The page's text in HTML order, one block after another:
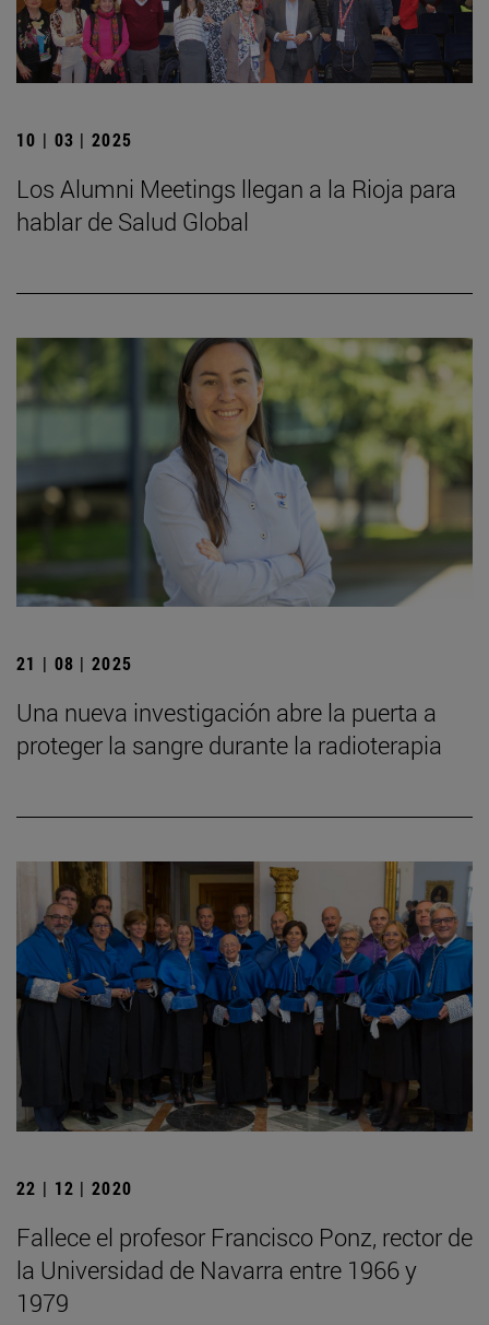
10 | 03 | 2025
Los Alumni Meetings llegan a la Rioja para
hablar de Salud Global
21 | 08 | 2025
Una nueva investigación abre la puerta a
proteger la sangre durante la radioterapia
22 | 12 | 2020
Fallece el profesor Francisco Ponz, rector de
la Universidad de Navarra entre 1966 y
1979